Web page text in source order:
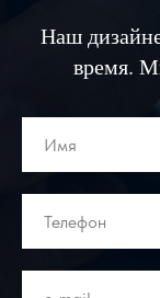
Наш
время.